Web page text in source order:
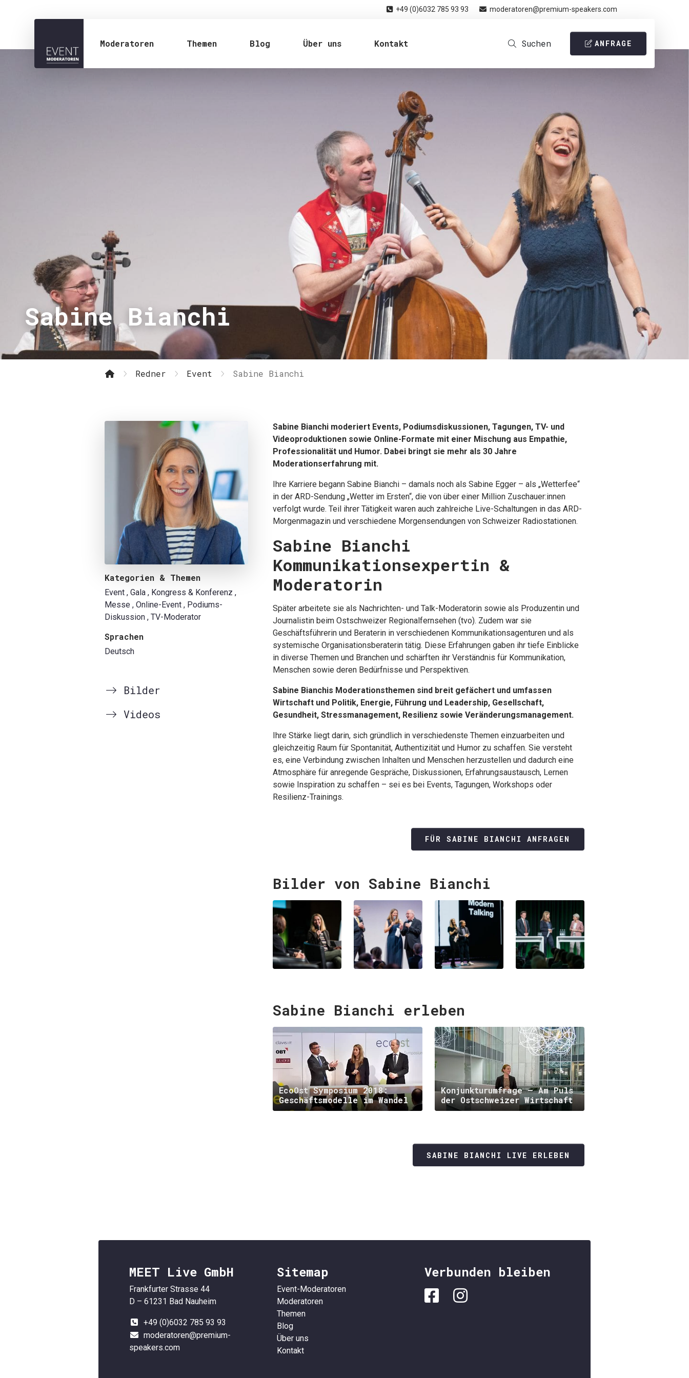
+49 (0)6032 785 93 93 moderatoren@premium-speakers.com
Moderatoren Themen Blog Über uns Kontakt Suchen ANFRAGE
Sabine Bianchi
Redner Event Sabine Bianchi
Kategorien & Themen
Event , Gala , Kongress & Konferenz ,
Messe , Online-Event , Podiums-
Diskussion , TV-Moderator
Sprachen
Deutsch
Bilder
Videos
Sabine Bianchi moderiert Events, Podiumsdiskussionen, Tagungen, TV- und
Videoproduktionen sowie Online-Formate mit einer Mischung aus Empathie,
Professionalität und Humor. Dabei bringt sie mehr als 30 Jahre
Moderationserfahrung mit.
Ihre Karriere begann Sabine Bianchi – damals noch als Sabine Egger – als „Wetterfee“
in der ARD-Sendung „Wetter im Ersten“, die von über einer Million Zuschauer:innen
verfolgt wurde. Teil ihrer Tätigkeit waren auch zahlreiche Live-Schaltungen in das ARD-
Morgenmagazin und verschiedene Morgensendungen von Schweizer Radiostationen.
Sabine Bianchi
Kommunikationsexpertin &
Moderatorin
Später arbeitete sie als Nachrichten- und Talk-Moderatorin sowie als Produzentin und
Journalistin beim Ostschweizer Regionalfernsehen (tvo). Zudem war sie
Geschäftsführerin und Beraterin in verschiedenen Kommunikationsagenturen und als
systemische Organisationsberaterin tätig. Diese Erfahrungen gaben ihr tiefe Einblicke
in diverse Themen und Branchen und schärften ihr Verständnis für Kommunikation,
Menschen sowie deren Bedürfnisse und Perspektiven.
Sabine Bianchis Moderationsthemen sind breit gefächert und umfassen
Wirtschaft und Politik, Energie, Führung und Leadership, Gesellschaft,
Gesundheit, Stressmanagement, Resilienz sowie Veränderungsmanagement.
Ihre Stärke liegt darin, sich gründlich in verschiedenste Themen einzuarbeiten und
gleichzeitig Raum für Spontanität, Authentizität und Humor zu schaffen. Sie versteht
es, eine Verbindung zwischen Inhalten und Menschen herzustellen und dadurch eine
Atmosphäre für anregende Gespräche, Diskussionen, Erfahrungsaustausch, Lernen
sowie Inspiration zu schaffen – sei es bei Events, Tagungen, Workshops oder
Resilienz-Trainings.
FÜR SABINE BIANCHI ANFRAGEN
Bilder von Sabine Bianchi
Sabine Bianchi erleben
EcoOst Symposium 2018:
Geschäftsmodelle im Wandel
Konjunkturumfrage – Am Puls
der Ostschweizer Wirtschaft
SABINE BIANCHI LIVE ERLEBEN
MEET Live GmbH
Frankfurter Strasse 44
D – 61231 Bad Nauheim
+49 (0)6032 785 93 93
moderatoren@premium-
speakers.com
Sitemap
Event-Moderatoren
Moderatoren
Themen
Blog
Über uns
Kontakt
Verbunden bleiben
JETZT SUCHEN